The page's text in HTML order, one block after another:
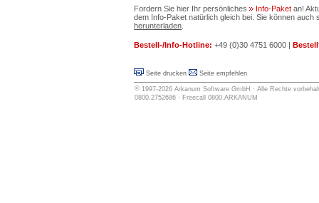
Fordern Sie hier Ihr persönliches Info-Paket an!
dem Info-Paket natürlich gleich bei. Sie können auch
herunterladen
Bestell-/Info-Hotline: +49 (0)30 4751 6000 |
Seite drucken Seite empfehlen
© 1997-2026 Arkanum Software GmbH · Alle Rechte
0800.2752686 · Freecall 0800.ARKANUM